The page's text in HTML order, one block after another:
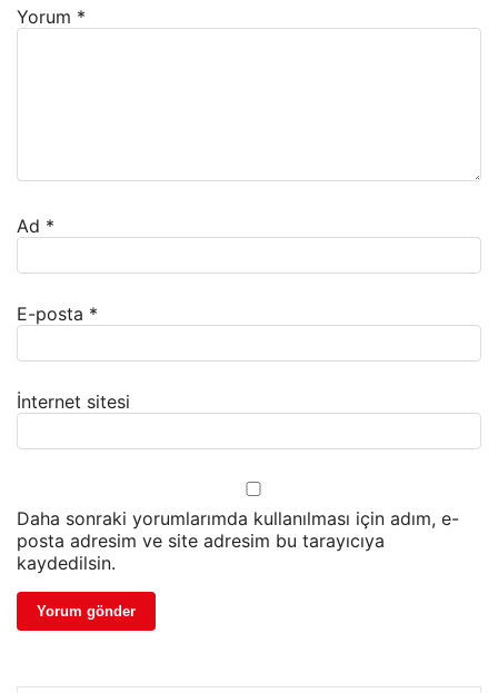
Yorum *
Ad *
E-posta *
İnternet sitesi
Daha sonraki yorumlarımda kullanılması için adım, e-
posta adresim ve site adresim bu tarayıcıya
kaydedilsin.